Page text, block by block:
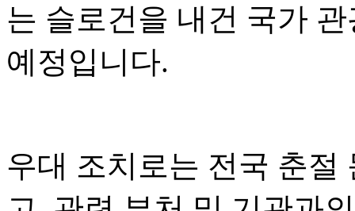
는 슬로건을 내건 국가
예정입니다.
우대 조치로는 전국 춘절